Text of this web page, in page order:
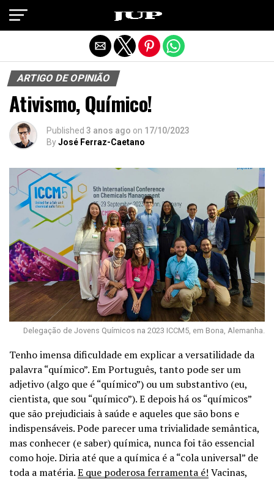
ARTIGO DE OPINIÃO
Ativismo, Químico!
Published 3 anos ago on 17/10/2023
ByJosé Ferraz-Caetano
Delegação de Jovens Químicos na 2023 ICCM5, em Bona, Alemanha.
Tenho imensa dificuldade em explicar a versatilidade da
palavra “químico”. Em Português, tanto pode ser um
adjetivo (algo que é “químico”) ou um substantivo (eu,
cientista, que sou “químico”). E depois há os “químicos”
que são prejudiciais à saúde e aqueles que são bons e
indispensáveis. Pode parecer uma trivialidade semântica,
mas conhecer (e saber) química, nunca foi tão essencial
como hoje. Diria até que a química é a “cola universal” de
toda a matéria.E que poderosa ferramenta é! Vacinas,
Exit mobile version